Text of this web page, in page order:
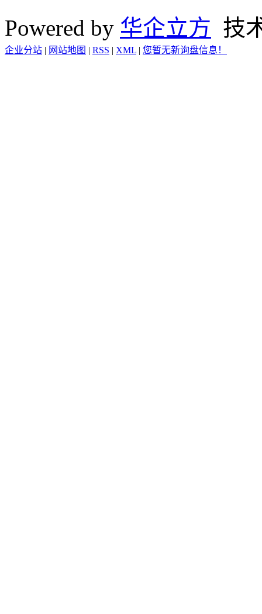
Powered by 华企立方 技
企业分站 | 网站地图 | RSS | XML | 您暂无新询盘信息！